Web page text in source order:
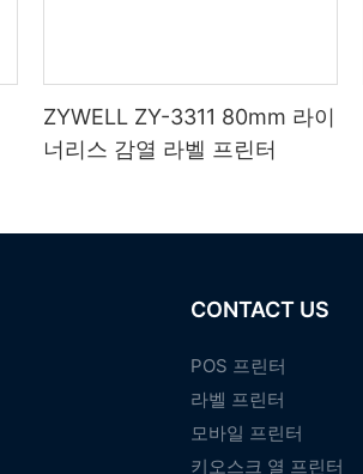
ZYWELL ZY-3311 80mm 라이
너리스 감열 라벨 프린터
CONTACT US
POS 프린터
라벨 프린터
모바일 프린터
키오스크 열 프린터